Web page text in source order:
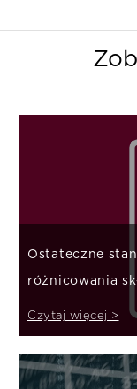
Ostateczne
różnicowania
Czytaj więcej >